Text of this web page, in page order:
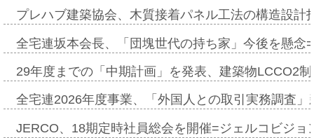
プレハブ建築協会、木質接着パネル工法の構造設
全宅連坂本会長、「団塊世代の持ち家」今後を懸
29年度までの「中期計画」を発表、建築物LCCO2
全宅連2026年度事業、「外国人との取引実務調査
JERCO、18期定時社員総会を開催=ジェルコビジ